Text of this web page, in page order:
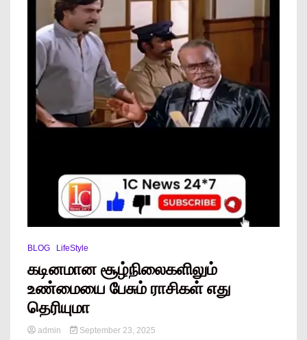
BLOG LifeStyle
கடினமான சூழ்நிலைகளிலும்
உண்மையை பேசும் ராசிகள் எது
தெரியுமா
admin September 23, 2025